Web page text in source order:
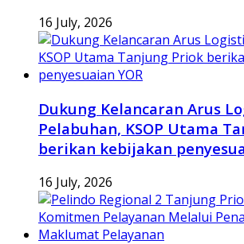
16 July, 2026
Dukung Kelancaran Arus
Pelabuhan, KSOP Utama
berikan kebijakan
16 July, 2026